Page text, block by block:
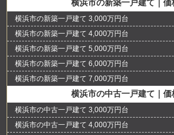
横浜市の新築一戸建て｜価
横浜市の新築一戸建て 3,000万円台
横浜市の新築一戸建て 4,000万円台
横浜市の新築一戸建て 5,000万円台
横浜市の新築一戸建て 6,000万円台
横浜市の新築一戸建て 7,000万円台
横浜市の中古一戸建て｜価
横浜市の中古一戸建て 3,000万円台
横浜市の中古一戸建て 4,000万円台